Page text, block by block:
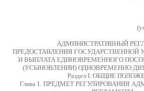
АДМИНИСТРАТИВНЫЙ
ПРЕДОСТАВЛЕНИЯ ГОСУДАРСТВЕННОЙ
И ВЫПЛАТА ЕДИНОВРЕМЕННОГО
(УСЫНОВЛЕНИИ) ОДНОВРЕМЕННО
Раздел I. ОБЩИЕ
Глава 1. ПРЕДМЕТ РЕГУЛИРОВАНИЯ